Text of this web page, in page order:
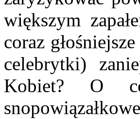
większym
coraz
celebrytki)
Kobiet? O